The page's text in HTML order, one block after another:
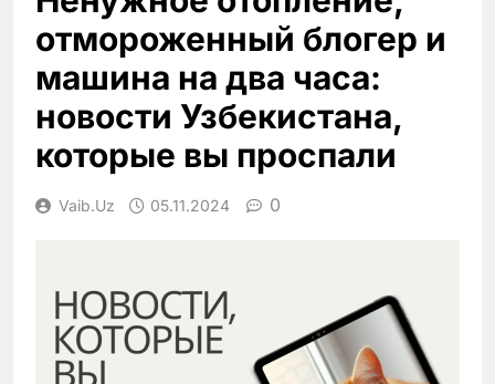
отмороженный блогер и
машина на два часа:
новости Узбекистана,
которые вы проспали
Vaib.uz 05.11.2024 0